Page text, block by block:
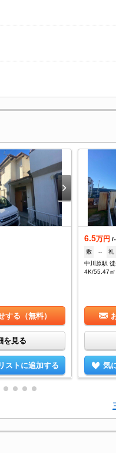
する（無料）
を見る
ストに追加する
6.5万円
敷
-- 礼
中川原駅
4K/55.47㎡
気